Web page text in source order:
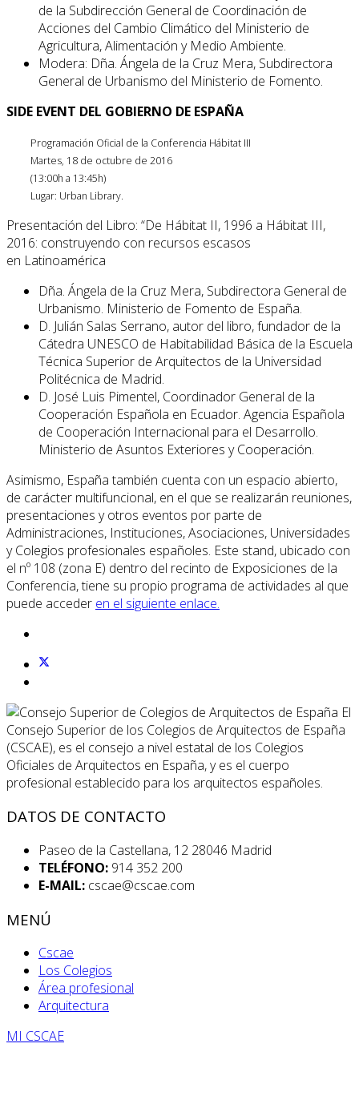
de la Subdirección General de Coordinación de
Acciones del Cambio Climático del Ministerio de
Agricultura, Alimentación y Medio Ambiente.
Modera: Dña. Ángela de la Cruz Mera, Subdirectora
General de Urbanismo del Ministerio de Fomento.
SIDE EVENT DEL GOBIERNO DE ESPAÑA
Programación Oficial de la Conferencia Hábitat III
Martes, 18 de octubre de 2016
(13:00h a 13:45h)
Lugar: Urban Library.
Presentación del Libro: “De Hábitat II, 1996 a Hábitat III,
2016: construyendo con recursos escasos
en Latinoamérica
Dña. Ángela de la Cruz Mera, Subdirectora General de
Urbanismo. Ministerio de Fomento de España.
D. Julián Salas Serrano, autor del libro, fundador de la
Cátedra UNESCO de Habitabilidad Básica de la Escuela
Técnica Superior de Arquitectos de la Universidad
Politécnica de Madrid.
D. José Luis Pimentel, Coordinador General de la
Cooperación Española en Ecuador. Agencia Española
de Cooperación Internacional para el Desarrollo.
Ministerio de Asuntos Exteriores y Cooperación.
Asimismo, España también cuenta con un espacio abierto,
de carácter multifuncional, en el que se realizarán reuniones,
presentaciones y otros eventos por parte de
Administraciones, Instituciones, Asociaciones, Universidades
y Colegios profesionales españoles. Este stand, ubicado con
el nº 108 (zona E) dentro del recinto de Exposiciones de la
Conferencia, tiene su propio programa de actividades al que
puede acceder en el siguiente enlace.
El
Consejo Superior de los Colegios de Arquitectos de España
(CSCAE), es el consejo a nivel estatal de los Colegios
Oficiales de Arquitectos en España, y es el cuerpo
profesional establecido para los arquitectos españoles.
DATOS DE CONTACTO
Paseo de la Castellana, 12 28046 Madrid
TELÉFONO: 914 352 200
E-MAIL: cscae@cscae.com
MENÚ
Cscae
Los Colegios
Área profesional
Arquitectura
MI CSCAE